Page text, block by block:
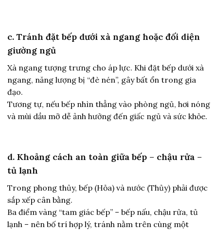
c. Tránh đặt bếp dưới xà ngang hoặc đối diện
giường ngủ
Xà ngang tượng trưng cho áp lực. Khi đặt bếp dưới xà
ngang, năng lượng bị “đè nén”, gây bất ổn trong gia
đạo.
Tương tự, nếu bếp nhìn thẳng vào phòng ngủ, hơi nóng
và mùi dầu mỡ dễ ảnh hưởng đến giấc ngủ và sức khỏe.
d. Khoảng cách an toàn giữa bếp – chậu rửa –
tủ lạnh
Trong phong thủy, bếp (Hỏa) và nước (Thủy) phải được
sắp xếp cân bằng.
Ba điểm vàng “tam giác bếp” – bếp nấu, chậu rửa, tủ
lạnh – nên bố trí hợp lý, tránh nằm trên cùng một